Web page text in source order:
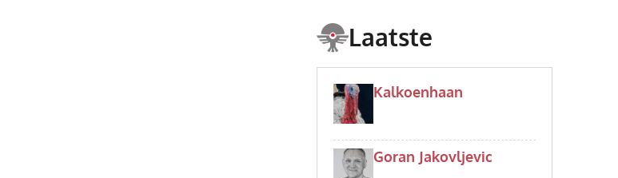
Laatste
Kalkoenhaan
Goran Jakovljevic